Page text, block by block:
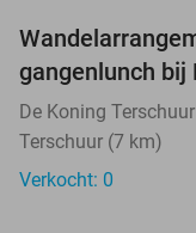
TODAY
gangenlunch bij
De Koning Terschuur
Terschuur (7 km)
Verkocht: 0